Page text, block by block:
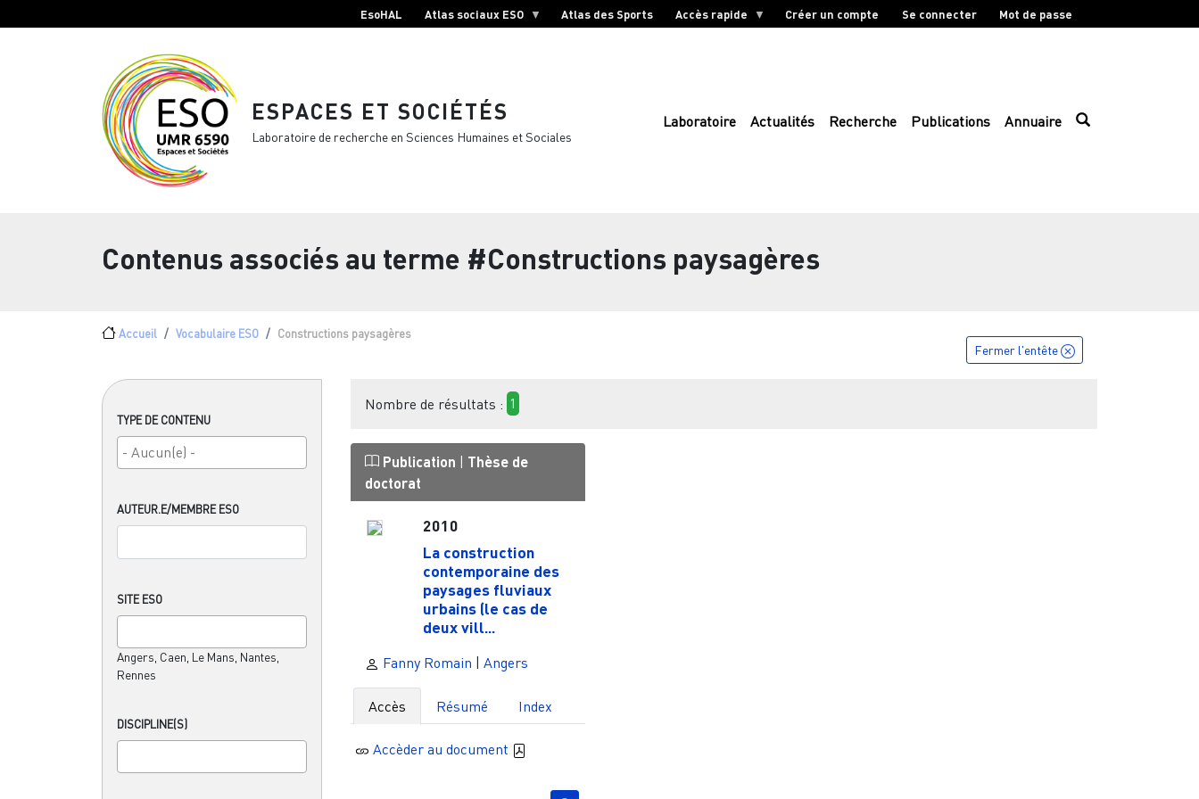
EsoHAL Atlas sociaux ESO Atlas des Sports Accès rapide Créer un compte Se connecter Mot de passe
ESPACES ET SOCIÉTÉS
Laboratoire de recherche en Sciences Humaines et Sociales
Laboratoire Actualités Recherche Publications Annuaire
Contenus associés au terme #Constructions paysagères
Fil d'Ariane
Accueil Vocabulaire ESO Constructions paysagères
TYPE DE CONTENU
AUTEUR.E/MEMBRE ESO
SITE ESO
Angers, Caen, Le Mans, Nantes,
Rennes
DISCIPLINE(S)
Fermer l'entête
Nombre de résultats : 1
Publication | Thèse de
doctorat
2010
La construction
contemporaine des
paysages fluviaux
urbains (le cas de
deux vill...
Fanny Romain | Angers
Accès Résumé Index
Accèder au document